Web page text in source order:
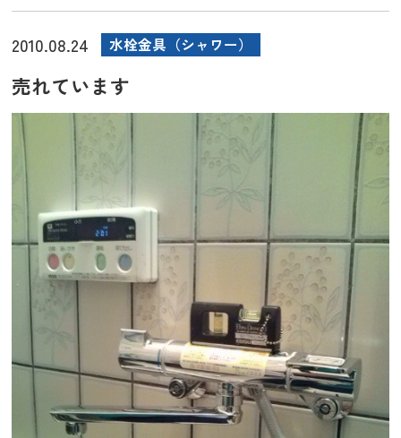
2010.08.24 水栓金具（シャワー）
売れています